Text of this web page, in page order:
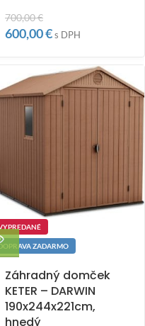
700,00€
600,00€s DPH
ZADARMO
Záhradný domček
KETER – DARWIN
190x244x221cm,
hnedý